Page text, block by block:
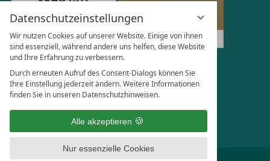
Datenschutzeinstellungen
Wir nutzen Cookies auf unserer Website. Einige von ihnen
sind essenziell, während andere uns helfen, diese Website
und Ihre Erfahrung zu verbessern.
Durch erneuten Aufruf des Consent-Dialogs können Sie
Ihre Einstellung jederzeit ändern. Weitere Informationen
finden Sie in unseren Datenschutzhinweisen.
Alle akzeptieren
Nur essenzielle Cookies